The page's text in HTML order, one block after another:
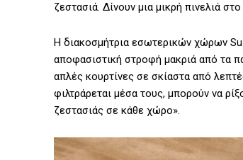
ζεστασιά. Δίνουν μια μικρή πινελιά
Η διακοσμήτρια εσωτερικών χώρων
αποφασιστική στροφή μακριά από τα
απλές κουρτίνες σε σκίαστα από
φιλτράρεται μέσα τους, μπορούν να
ζεστασιάς σε κάθε χώρο».